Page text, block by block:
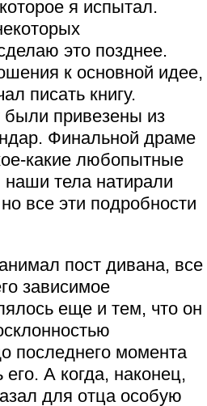
я испытал.
это позднее.
к основной идее,
писать книгу.
привезены из
Финальной драме
какие любопытные
тела натирали
все эти подробности
пост дивана, все
зависимое
еще и тем, что он
последнего момента
его. А когда, наконец,
для отца особую